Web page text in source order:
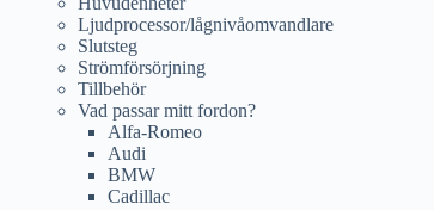
Ljudprocessor/lågnivåomvandlare
Slutsteg
Strömförsörjning
Tillbehör
Vad passar mitt fordon?
Alfa-Romeo
Audi
BMW
Cadillac